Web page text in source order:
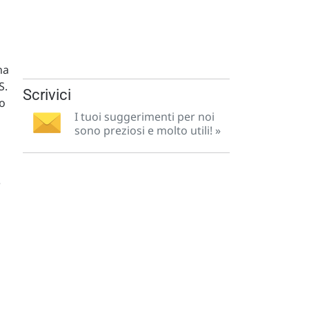
Scrivici
I tuoi suggerimenti per noi
sono preziosi e molto utili! »